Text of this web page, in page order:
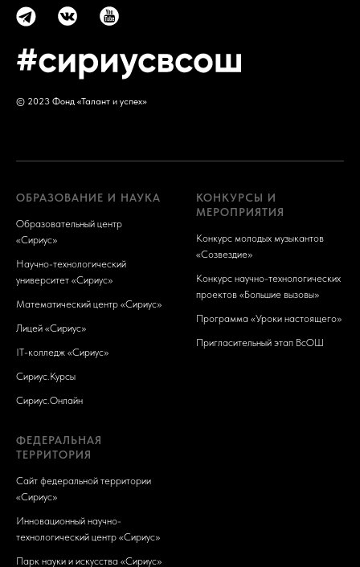
© 2023 Фонд «Талант и успех»
ОБРАЗОВАНИЕ И НАУКА
Образовательный центр
«Сириус»
Научно-технологический
университет «Сириус»
Математический центр «Сириус»
Лицей «Сириус»
IT-колледж «Сириус»
Сириус.Курсы
Сириус.Онлайн
КОНКУРСЫ И
МЕРОПРИЯТИЯ
Конкурс молодых музыкантов
«Созвездие»
Конкурс научно-технологических
проектов «Большие вызовы»
Программа «Уроки настоящего»
Пригласительный этап ВсОШ
ФЕДЕРАЛЬНАЯ
ТЕРРИТОРИЯ
Сайт федеральной территории
«Сириус»
Инновационный научно-
технологический центр «Сириус»
Парк науки и искусства «Сириус»